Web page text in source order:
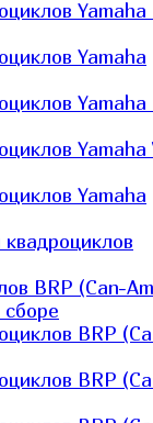
Yamaha
Yamaha
Yamaha
Yamaha
Yamaha
BRP (Can-
сборе
BRP
BRP